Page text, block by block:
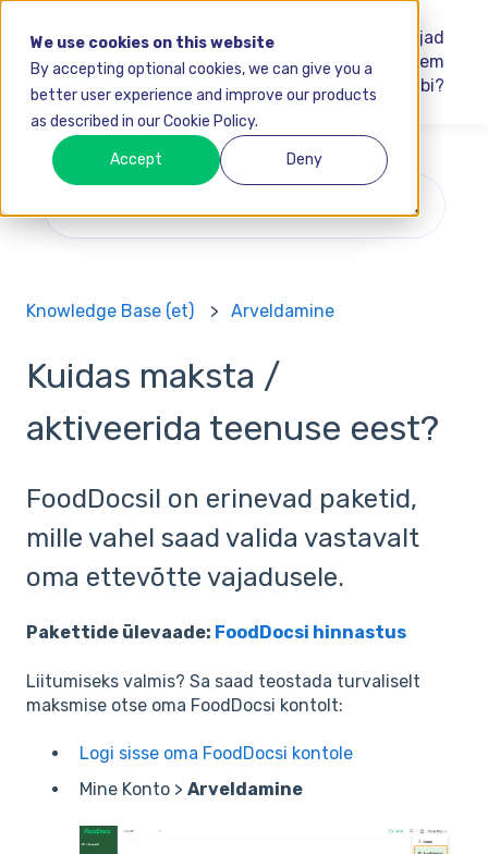
We use cookies on this website
By accepting optional cookies, we can give you a
better user experience and improve our products
as described in our Cookie Policy.
Accept Deny
FoodDocsi
Akadeemia
FoodDocsi
Vajad
rohkem
abi?
Knowledge Base (et) Arveldamine
Kuidas maksta /
aktiveerida teenuse eest?
FoodDocsil on erinevad paketid,
mille vahel saad valida vastavalt
oma ettevõtte vajadusele.
Pakettide ülevaade: FoodDocsi hinnastus
Liitumiseks valmis? Sa saad teostada turvaliselt
maksmise otse oma FoodDocsi kontolt:
Logi sisse oma FoodDocsi kontole
Mine Konto > Arveldamine